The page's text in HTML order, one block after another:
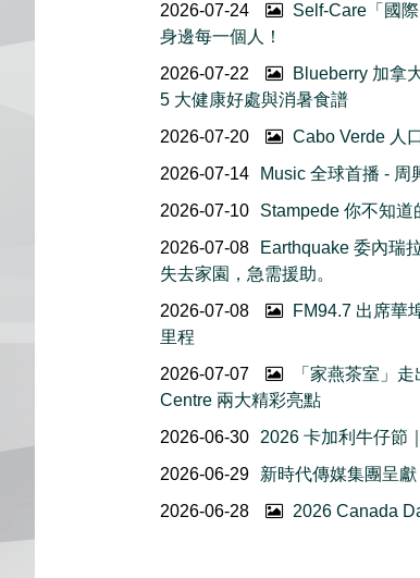
2026-07-24
Self-Care「國
身邊每一個人！
2026-07-22
Blueberry 加拿
5 大健康好處與消暑食譜
2026-07-20
Cabo Verde 人
2026-07-14
Music 全球首播 - 周
2026-07-10
Stampede 你不知
2026-07-08
Earthquake 委內瑞
失去家園，急需援助。
2026-07-08
FM94.7 出席華
里程
2026-07-07
「家燕茶室」
Centre 兩大精彩亮點
2026-06-30
2026 卡加利牛仔節
2026-06-29
新時代傳媒集團呈
2026-06-28
2026 Canada